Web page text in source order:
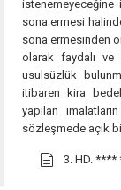
sona ermesi
sona ermesinden
olarak faydalı ve
usulsüzlük
itibaren kira
yapılan
sözleşmede açık
3. HD. ****